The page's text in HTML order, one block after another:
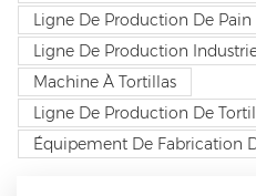
Ligne De Production De Pain
Ligne De Production
Machine À Tortillas
Ligne De Production De
Équipement De Fabrication